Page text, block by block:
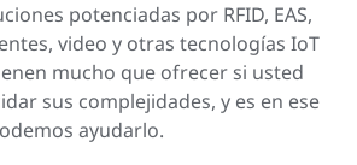
potenciadas por RFID, EAS,
video y otras tecnologías IoT
mucho que ofrecer si usted
sus complejidades, y es en ese
ayudarlo.